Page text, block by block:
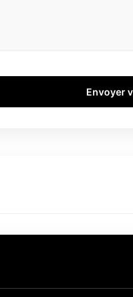
Envoyer